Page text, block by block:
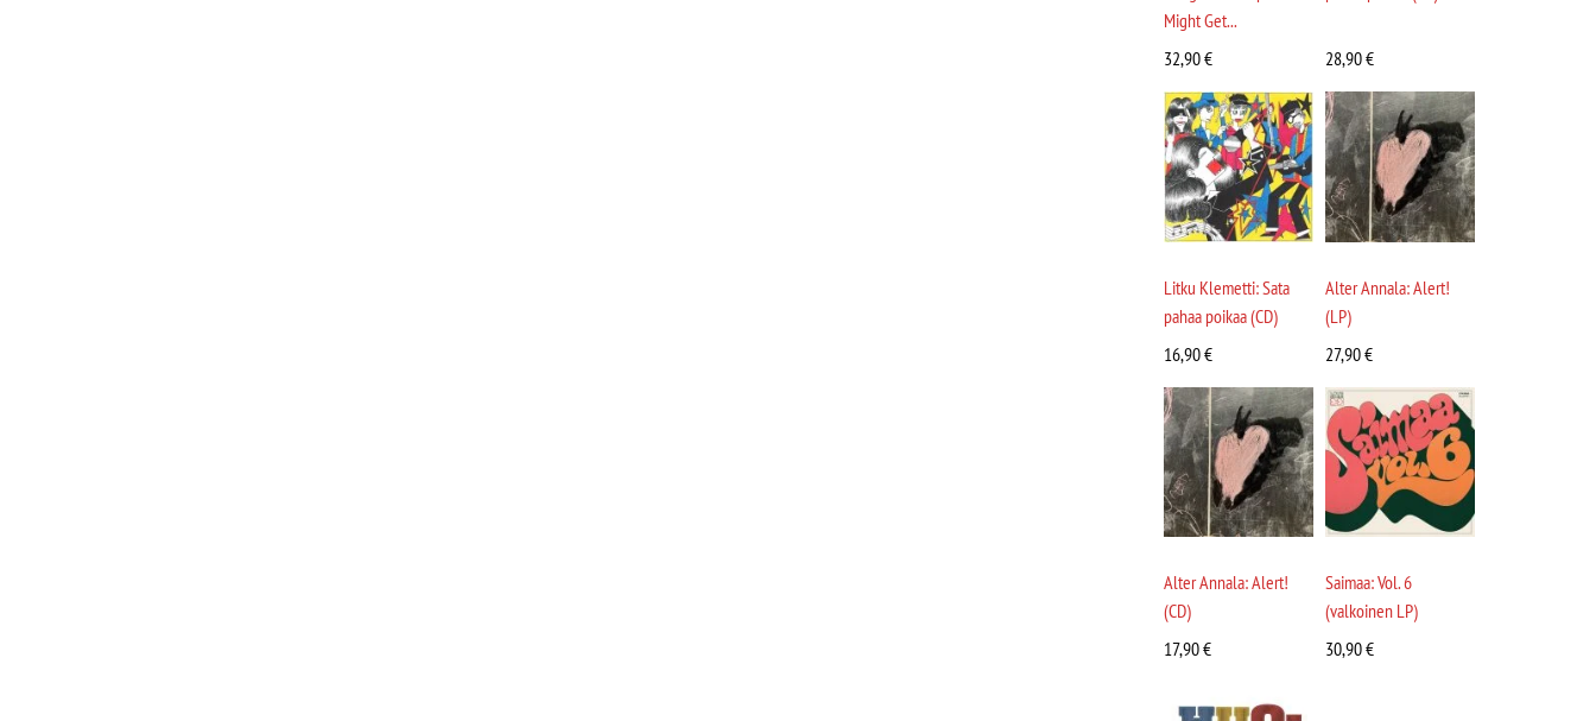
Might Get...
32,90€ 28,90€
Litku Klemetti: Sata
pahaa poikaa (CD)
16,90€
Alter Annala: Alert!
(LP)
27,90€
Alter Annala: Alert!
(CD)
17,90€
Saimaa: Vol. 6
(valkoinen LP)
30,90€